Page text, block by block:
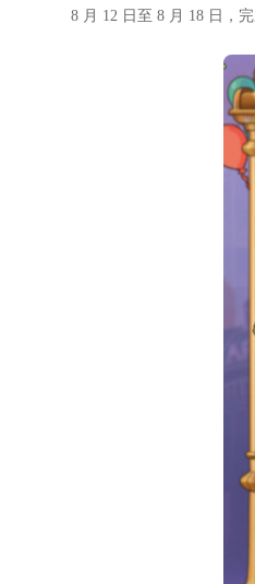
8 月 12 日至 8 月 18 日，完